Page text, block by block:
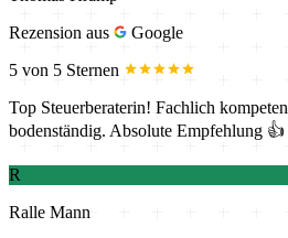
Rezension aus
Google
5 von 5 Sternen
Top Steuerberaterin! Fachlich
bodenständig. Absolute Empfehlung 👍
R
Ralle Mann